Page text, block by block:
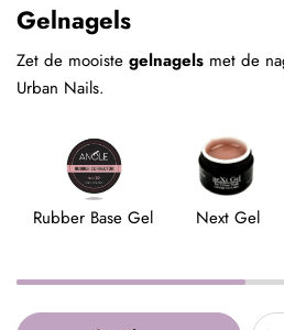
Gelnagels
Zet de mooiste gelnagels met de
Urban Nails.
Rubber Base Gel Next Gel